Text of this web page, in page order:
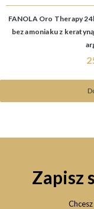
FANOLA Oro Therapy
bez amoniaku z
Zapisz